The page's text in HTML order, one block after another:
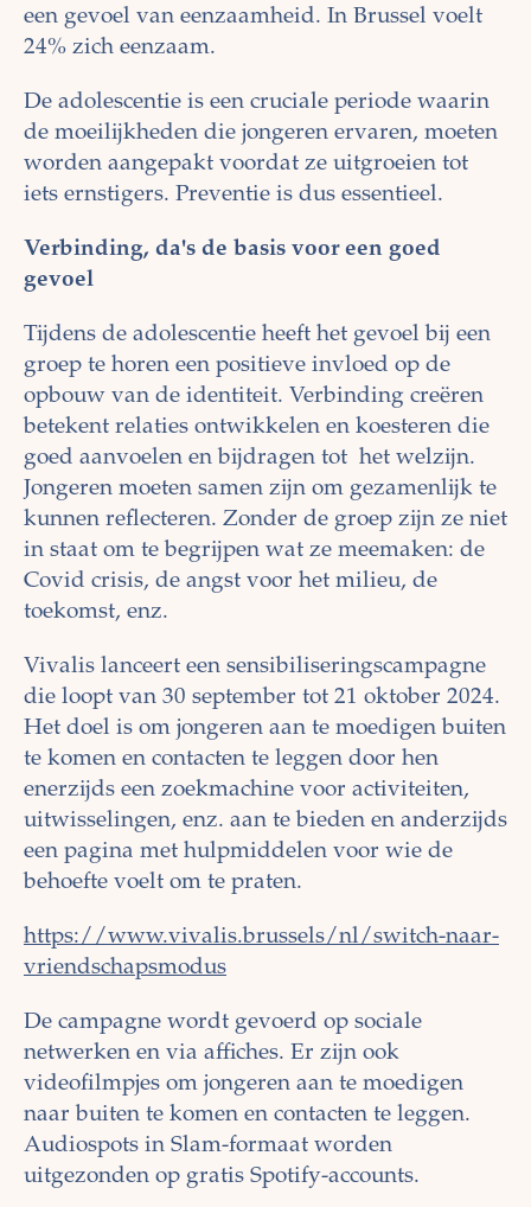
een gevoel van eenzaamheid. In Brussel voelt
24% zich eenzaam.
De adolescentie is een cruciale periode waarin
de moeilijkheden die jongeren ervaren, moeten
worden aangepakt voordat ze uitgroeien tot
iets ernstigers. Preventie is dus essentieel.
Verbinding, da's de basis voor een goed
gevoel
Tijdens de adolescentie heeft het gevoel bij een
groep te horen een positieve invloed op de
opbouw van de identiteit. Verbinding creëren
betekent relaties ontwikkelen en koesteren die
goed aanvoelen en bijdragen tot het welzijn.
Jongeren moeten samen zijn om gezamenlijk te
kunnen reflecteren. Zonder de groep zijn ze niet
in staat om te begrijpen wat ze meemaken: de
Covid crisis, de angst voor het milieu, de
toekomst, enz.
Vivalis lanceert een sensibiliseringscampagne
die loopt van 30 september tot 21 oktober 2024.
Het doel is om jongeren aan te moedigen buiten
te komen en contacten te leggen door hen
enerzijds een zoekmachine voor activiteiten,
uitwisselingen, enz. aan te bieden en anderzijds
een pagina met hulpmiddelen voor wie de
behoefte voelt om te praten.
https://www.vivalis.brussels/nl/switch-naar-
vriendschapsmodus
De campagne wordt gevoerd op sociale
netwerken en via affiches. Er zijn ook
videofilmpjes om jongeren aan te moedigen
naar buiten te komen en contacten te leggen.
Audiospots in Slam-formaat worden
uitgezonden op gratis Spotify-accounts.